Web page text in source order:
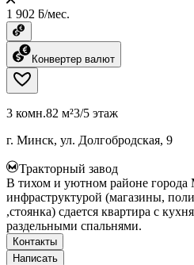
1 902 ƃ/мес.
Конвертер валют
3 комн.82 м²3/5 этаж
г. Минск, ул. Долгобродская, 9
Тракторный завод
В тихом и уютном районе города
инфраструктурой (магазины,
,стоянка) сдается квартира с
раздельными спальнями.
Контакты
Написать